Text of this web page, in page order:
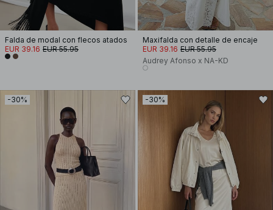
Falda de modal con flecos atados
EUR 39.16 EUR 55.95
Maxifalda con detalle de encaje
EUR 39.16 EUR 55.95
Audrey Afonso x NA-KD
-30% -30%